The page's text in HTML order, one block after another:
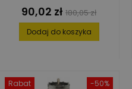
Cena
90,02 zł Cena
podstawowa
180,05 zł
Dodaj do koszyka
-50%
Rabat